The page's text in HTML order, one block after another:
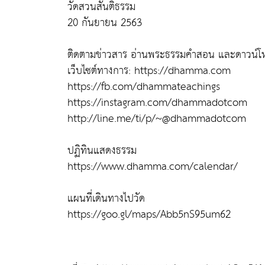
วัดสวนสันติธรรม
20 กันยายน 2563
ติดตามข่าวสาร อ่านพระธรรมคำสอน และดาวน์โ
เว็บไซต์ทางการ: https://dhamma.com
https://fb.com/dhammateachings
https://instagram.com/dhammadotcom
http://line.me/ti/p/~@dhammadotcom
ปฏิทินแสดงธรรม
https://www.dhamma.com/calendar/
แผนที่เดินทางไปวัด
https://goo.gl/maps/Abb5nS95um62